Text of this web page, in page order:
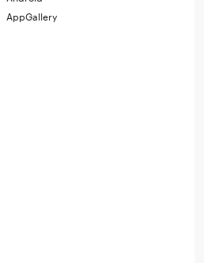
AppGallery